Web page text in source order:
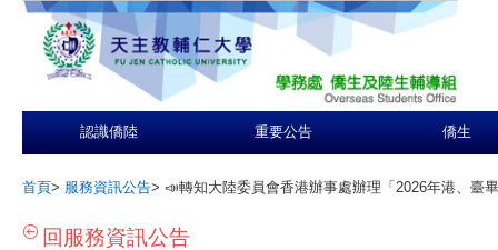
認識僑陸 重要公告 僑生
首頁> 服務資訊公告> 📣轉知大陸委員會香港辦事處辦理「2026年港、臺
回服務資訊公告